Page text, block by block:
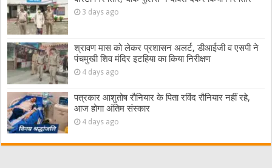
3 days ago
श्रावण मास को लेकर प्रशासन अलर्ट, डीआईजी व एसपी ने
पंचमुखी शिव मंदिर इटहिया का किया निरीक्षण
4 days ago
पत्रकार आशुतोष रौनियार के पिता रविंद रौनियार नहीं रहे,
आज होगा अंतिम संस्कार
4 days ago